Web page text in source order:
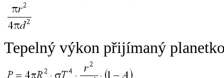
Tepelný výkon přijímaný